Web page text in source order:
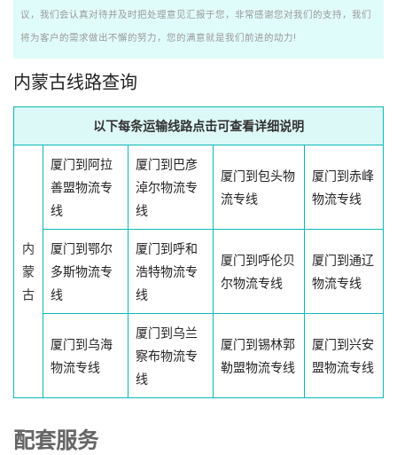
议，我们会认真对待并及时把处理意见汇报于您，非常感谢您对我们的支持，我们
将为客户的需求做出不懈的努力，您的满意就是我们前进的动力!
内蒙古线路查询
以下每条运输线路点击可查看详细说明
内
蒙
古
厦门到阿拉
善盟物流专
线
厦门到巴彦
淖尔物流专
线
厦门到包头物
流专线
厦门到赤峰
物流专线
厦门到鄂尔
多斯物流专
线
厦门到呼和
浩特物流专
线
厦门到呼伦贝
尔物流专线
厦门到通辽
物流专线
厦门到乌海
物流专线
厦门到乌兰
察布物流专
线
厦门到锡林郭
勒盟物流专线
厦门到兴安
盟物流专线
配套服务